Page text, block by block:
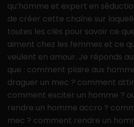
qu’homme et expert en
de créer cette chaîne sur
toutes les clés pour savoir ce
aiment chez les femmes et ce
veulent en amour. Je réponds
que : comment plaire aux
draguer un mec ? comment
comment exciter un homme ?
rendre un homme accro ?
mec ? comment rendre un